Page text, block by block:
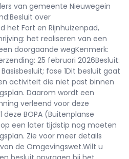
van gemeente Nieuwegein
over
het Fort en Rijnhuizenpad,
het realiseren van een
doorgaande wegKenmerk:
25 februari 2026Besluit:
fase 1Dit besluit gaat
activiteit die niet past binnen
Daarom wordt een
verleend voor deze
BOPA (Buitenplanse
een later tijdstip nog moeten
Zie voor meer details
de Omgevingswet.Wilt u